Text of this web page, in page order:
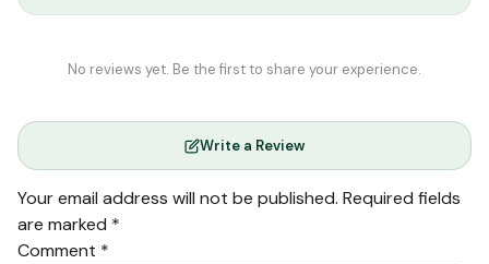
No reviews yet. Be the first to share your experience.
Write a Review
Your email address will not be published. Required fields
are marked *
Comment *